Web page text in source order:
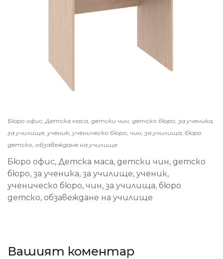
Бюро офис, Детска маса, детски чин, детско бюро, за ученика,
за училище, ученик, ученическо бюро, чин, за училища, бюро
детско, обзавеждане на училище
Бюро офис, Детска маса, детски чин, детско
бюро, за ученика, за училище, ученик,
ученическо бюро, чин, за училища, бюро
детско, обзавеждане на училище
Вашият коментар